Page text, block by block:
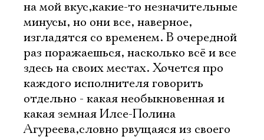
на мой вкус,какие-то незначительные
минусы, но они все, наверное,
изгладятся со временем. В очередной
раз поражаешься, насколько всё и все
здесь на своих местах. Хочется про
каждого исполнителя говорить
отдельно - какая необыкновенная и
какая земная Илсе-Полина
Агуреева,словно рвущаяся из своего
Электропочта
Имя